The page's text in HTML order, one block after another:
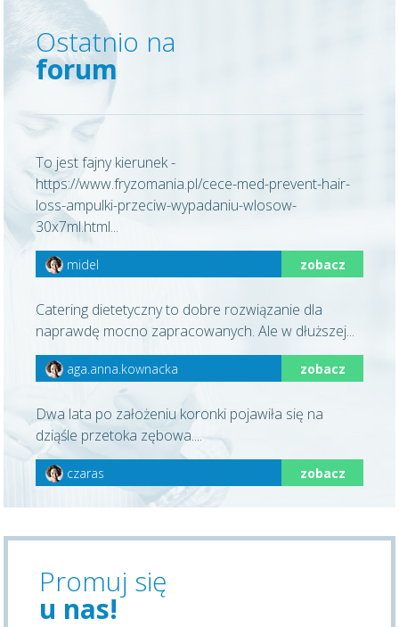
Ostatnio na
forum
To jest fajny kierunek -
https://www.fryzomania.pl/cece-med-prevent-hair-
loss-ampulki-przeciw-wypadaniu-wlosow-
30x7ml.html...
midel zobacz
Catering dietetyczny to dobre rozwiązanie dla
naprawdę mocno zapracowanych. Ale w dłuższej...
aga.anna.kownacka zobacz
Dwa lata po założeniu koronki pojawiła się na
dziąśle przetoka zębowa....
czaras zobacz
Promuj się
u nas!